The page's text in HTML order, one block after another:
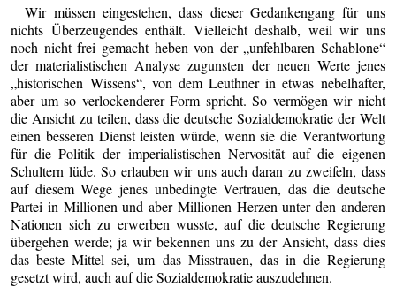
Wir müssen eingestehen, dass dieser Gedankengang für uns
nichts Überzeugendes enthält. Vielleicht deshalb, weil wir uns
noch nicht frei gemacht heben von der „unfehlbaren Schablone“
der materialistischen Analyse zugunsten der neuen Werte jenes
„historischen Wissens“, von dem Leuthner in etwas nebelhafter,
aber um so verlockenderer Form spricht. So vermögen wir nicht
die Ansicht zu teilen, dass die deutsche Sozialdemokratie der Welt
einen besseren Dienst leisten würde, wenn sie die Verantwortung
für die Politik der imperialistischen Nervosität auf die eigenen
Schultern lüde. So erlauben wir uns auch daran zu zweifeln, dass
auf diesem Wege jenes unbedingte Vertrauen, das die deutsche
Partei in Millionen und aber Millionen Herzen unter den anderen
Nationen sich zu erwerben wusste, auf die deutsche Regierung
übergehen werde; ja wir bekennen uns zu der Ansicht, dass dies
das beste Mittel sei, um das Misstrauen, das in die Regierung
gesetzt wird, auch auf die Sozialdemokratie auszudehnen.